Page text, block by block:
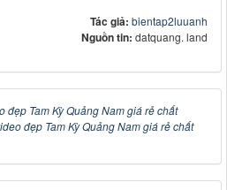
Tác giả: bientap2luuanh
Nguồn tin: datquang. land
đẹp Tam Kỳ Quảng Nam giá rẻ chất
đẹp Tam Kỳ Quảng Nam giá rẻ chất